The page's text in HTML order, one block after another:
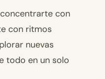
con
con ritmos
nuevas
todo en un solo